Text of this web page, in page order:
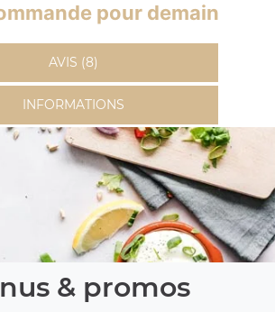
pour demain
AVIS (8)
INFORMATIONS
& promos